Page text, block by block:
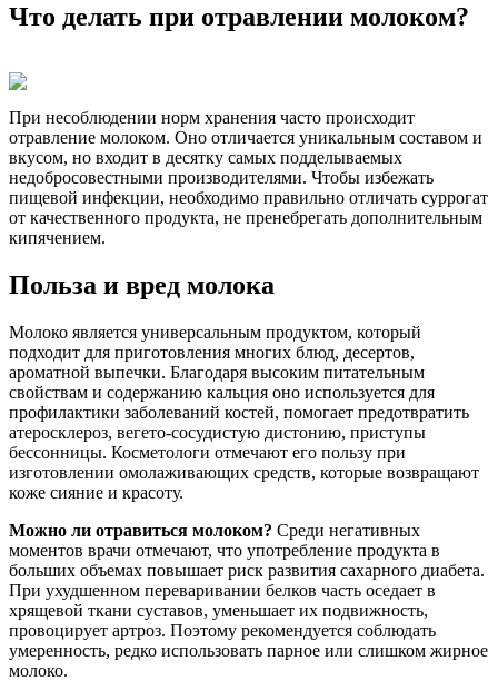
Что делать при отравлении молоком?
При несоблюдении норм хранения часто происходит
отравление молоком. Оно отличается уникальным составом и
вкусом, но входит в десятку самых подделываемых
недобросовестными производителями. Чтобы избежать
пищевой инфекции, необходимо правильно отличать суррогат
от качественного продукта, не пренебрегать дополнительным
кипячением.
Польза и вред молока
Молоко является универсальным продуктом, который
подходит для приготовления многих блюд, десертов,
ароматной выпечки. Благодаря высоким питательным
свойствам и содержанию кальция оно используется для
профилактики заболеваний костей, помогает предотвратить
атеросклероз, вегето-сосудистую дистонию, приступы
бессонницы. Косметологи отмечают его пользу при
изготовлении омолаживающих средств, которые возвращают
коже сияние и красоту.
Можно ли отравиться молоком? Среди негативных
моментов врачи отмечают, что употребление продукта в
больших объемах повышает риск развития сахарного диабета.
При ухудшенном переваривании белков часть оседает в
хрящевой ткани суставов, уменьшает их подвижность,
провоцирует артроз. Поэтому рекомендуется соблюдать
умеренность, редко использовать парное или слишком жирное
молоко.